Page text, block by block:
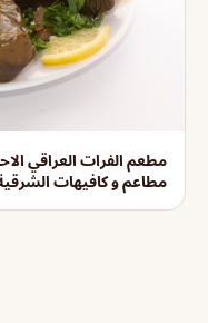
مطعم الفرات العراقي
مطاعم و كافيهات